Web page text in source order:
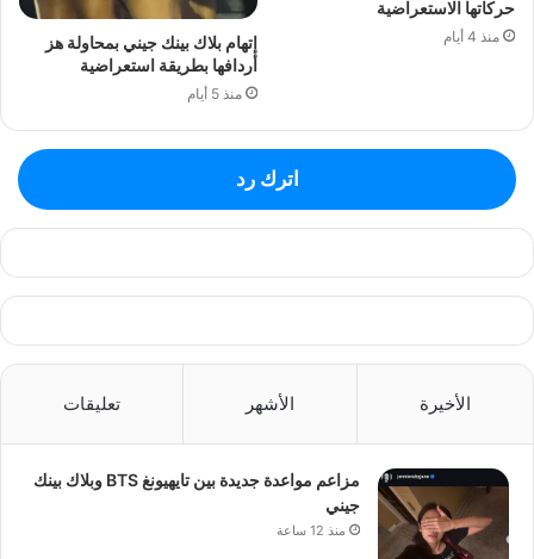
حركاتها الاستعراضية
منذ 4 أيام
إتهام بلاك بينك جيني بمحاولة هز
أردافها بطريقة استعراضية
منذ 5 أيام
اترك رد
الأخيرة الأشهر تعليقات
مزاعم مواعدة جديدة بين تايهيونغ BTS وبلاك بينك
جيني
منذ 12 ساعة